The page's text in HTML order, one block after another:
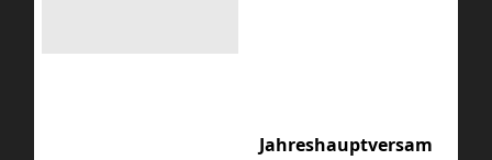
Jahreshauptversam